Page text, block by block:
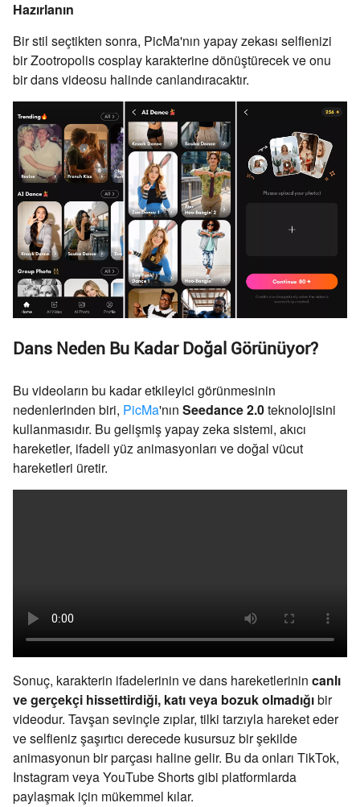
Hazırlanın
Bir stil seçtikten sonra, PicMa'nın yapay zekası selfienizi
bir Zootropolis cosplay karakterine dönüştürecek ve onu
bir dans videosu halinde canlandıracaktır.
Dans Neden Bu Kadar Doğal Görünüyor?
Bu videoların bu kadar etkileyici görünmesinin
nedenlerinden biri, PicMa'nın Seedance 2.0teknolojisini
kullanmasıdır. Bu gelişmiş yapay zeka sistemi, akıcı
hareketler, ifadeli yüz animasyonları ve doğal vücut
hareketleri üretir.
Sonuç, karakterin ifadelerinin ve dans hareketlerinin canlı
ve gerçekçi hissettirdiği, katı veya bozuk olmadığıbir
videodur. Tavşan sevinçle zıplar, tilki tarzıyla hareket eder
ve selfieniz şaşırtıcı derecede kusursuz bir şekilde
animasyonun bir parçası haline gelir. Bu da onları TikTok,
Instagram veya YouTube Shorts gibi platformlarda
paylaşmak için mükemmel kılar.